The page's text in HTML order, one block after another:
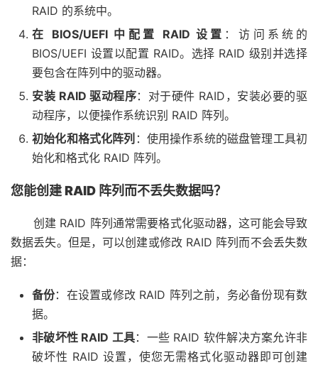
RAID 的系统中。
在 BIOS/UEFI 中配置 RAID 设置 ：访问系统的
BIOS/UEFI 设置以配置 RAID。选择 RAID 级别并选择
要包含在阵列中的驱动器。
安装 RAID 驱动程序：对于硬件 RAID，安装必要的驱
动程序，以便操作系统识别 RAID 阵列。
初始化和格式化阵列 ：使用操作系统的磁盘管理工具初
始化和格式化 RAID 阵列。
您能创建 RAID 阵列而不丢失数据吗？
创建 RAID 阵列通常需要格式化驱动器，这可能会导致
数据丢失。但是，可以创建或修改 RAID 阵列而不会丢失数
据：
备份：在设置或修改 RAID 阵列之前，务必备份现有数
据。
非破坏性 RAID 工具：一些 RAID 软件解决方案允许非
破坏性 RAID 设置，使您无需格式化驱动器即可创建